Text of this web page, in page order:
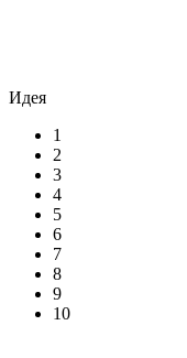
Идея
1
2
3
4
5
6
7
8
9
10